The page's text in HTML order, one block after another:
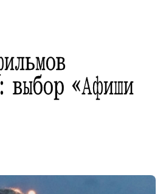
выбор «Афиши